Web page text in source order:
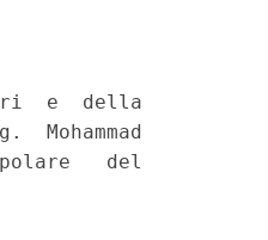
e  della
del